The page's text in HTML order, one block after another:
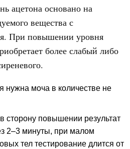
ацетона основано на
вещества с
При повышении уровня
более слабый либо
нужна моча в количестве не
сторону повышении результат
2–3 минуты, при малом
тел тестирование длится от